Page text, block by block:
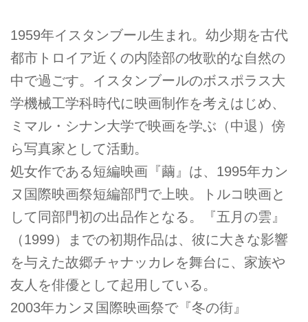
1959年イスタンブール生まれ。幼少期を古代
都市トロイア近くの内陸部の牧歌的な自然の
中で過ごす。イスタンブールのボスポラス大
学機械工学科時代に映画制作を考えはじめ、
ミマル・シナン大学で映画を学ぶ（中退）傍
ら写真家として活動。
処女作である短編映画『繭』は、1995年カン
ヌ国際映画祭短編部門で上映。トルコ映画と
して同部門初の出品作となる。『五月の雲』
（1999）までの初期作品は、彼に大きな影響
を与えた故郷チャナッカレを舞台に、家族や
友人を俳優として起用している。
2003年カンヌ国際映画祭で『冬の街』